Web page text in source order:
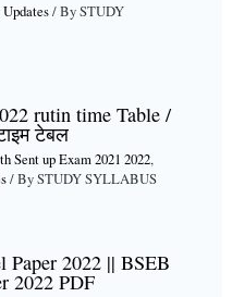
/ BySTUDY
rutin time Table /
टेबल
Sent up Exam 2021 2022,
/ BySTUDY SYLLABUS
2022 || BSEB
2022 PDF